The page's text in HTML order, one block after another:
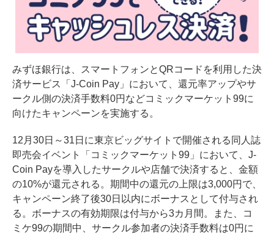
みずほ銀行は、スマートフォンとQRコードを利用した決
済サービス「J-Coin Pay」において、還元率アップやサ
ークル側の決済手数料0円などコミックマーケット99に
向けたキャンペーンを実施する。
12月30日～31日に東京ビッグサイトで開催される同人誌
即売会イベント「コミックマーケット99」において、J-
Coin Payを導入したサークルや店舗で決済すると、金額
の10%が還元される。期間中の還元の上限は3,000円で、
キャンペーン終了後30日以内にボーナスとして付与され
る。ボーナスの有効期限は付与から3カ月間。また、コ
ミケ99の期間中、サークル参加者の決済手数料は0円に